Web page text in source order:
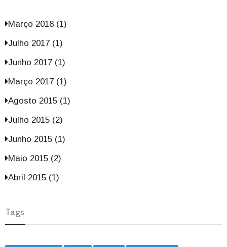
Março 2018 (1)
Julho 2017 (1)
Junho 2017 (1)
Março 2017 (1)
Agosto 2015 (1)
Julho 2015 (2)
Junho 2015 (1)
Maio 2015 (2)
Abril 2015 (1)
Tags